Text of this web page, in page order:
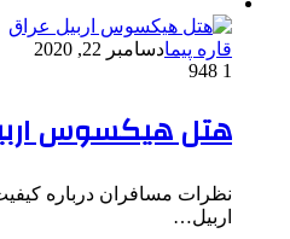
قاره پیمادسامبر 22, 2020
1
هتل هیکسوس
اربیل…